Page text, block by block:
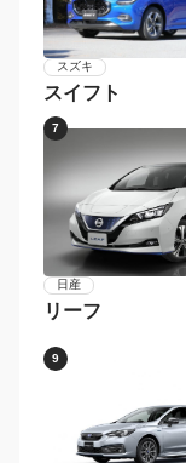
スズキ
スイフト
7
日産
リーフ
9